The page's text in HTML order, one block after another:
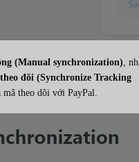
(Manual synchronization),
đõi (Synchronize Tracking
mã theo dõi với PayPal.